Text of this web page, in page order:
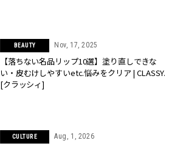
BEAUTY Nov, 17, 2025
【落ちない名品リップ10選】塗り直しできな
い・皮むけしやすいetc.悩みをクリア | CLASSY.
[クラッシィ]
CULTURE Aug, 1, 2026